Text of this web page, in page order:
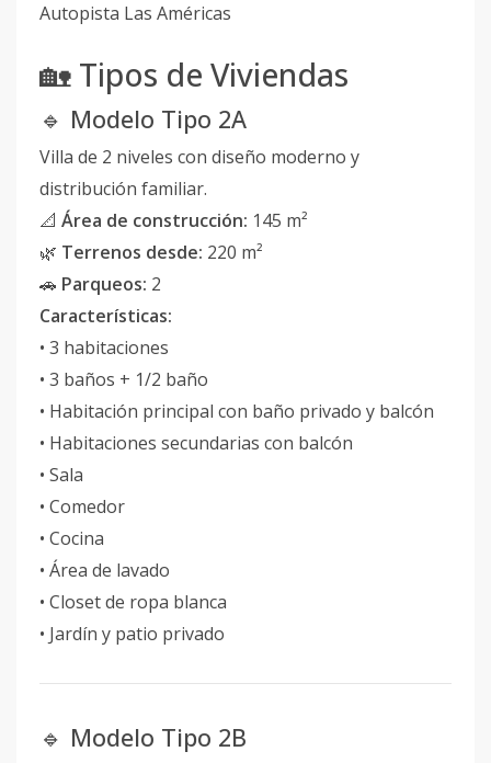
Autopista Las Américas
🏡 Tipos de Viviendas
🔹 Modelo Tipo 2A
Villa de 2 niveles con diseño moderno y
distribución familiar.
📐 Área de construcción: 145 m²
🌿 Terrenos desde: 220 m²
🚗 Parqueos: 2
Características:
• 3 habitaciones
• 3 baños + 1/2 baño
• Habitación principal con baño privado y balcón
• Habitaciones secundarias con balcón
• Sala
• Comedor
• Cocina
• Área de lavado
• Closet de ropa blanca
• Jardín y patio privado
🔹 Modelo Tipo 2B